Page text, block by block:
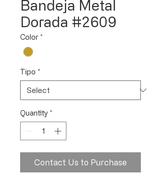
Bandeja Metal
Dorada #2609
Color *
Tipo *
Quantity *
Contact Us to Purchase